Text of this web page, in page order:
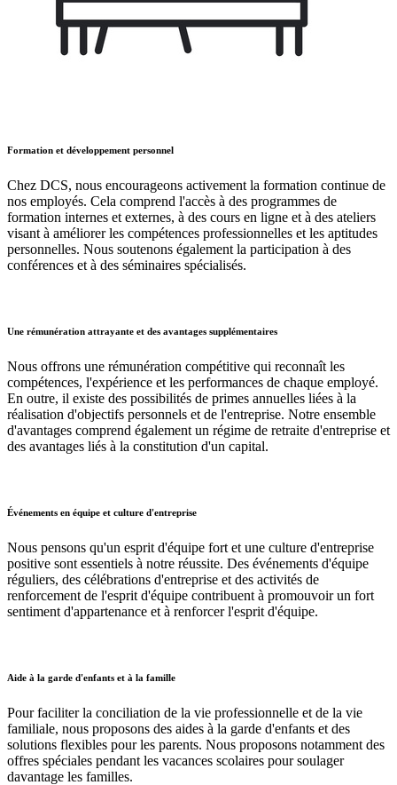
Formation et développement personnel
Chez DCS, nous encourageons activement la formation continue de
nos employés. Cela comprend l'accès à des programmes de
formation internes et externes, à des cours en ligne et à des ateliers
visant à améliorer les compétences professionnelles et les aptitudes
personnelles. Nous soutenons également la participation à des
conférences et à des séminaires spécialisés.
Une rémunération attrayante et des avantages supplémentaires
Nous offrons une rémunération compétitive qui reconnaît les
compétences, l'expérience et les performances de chaque employé.
En outre, il existe des possibilités de primes annuelles liées à la
réalisation d'objectifs personnels et de l'entreprise. Notre ensemble
d'avantages comprend également un régime de retraite d'entreprise et
des avantages liés à la constitution d'un capital.
Événements en équipe et culture d'entreprise
Nous pensons qu'un esprit d'équipe fort et une culture d'entreprise
positive sont essentiels à notre réussite. Des événements d'équipe
réguliers, des célébrations d'entreprise et des activités de
renforcement de l'esprit d'équipe contribuent à promouvoir un fort
sentiment d'appartenance et à renforcer l'esprit d'équipe.
Aide à la garde d'enfants et à la famille
Pour faciliter la conciliation de la vie professionnelle et de la vie
familiale, nous proposons des aides à la garde d'enfants et des
solutions flexibles pour les parents. Nous proposons notamment des
offres spéciales pendant les vacances scolaires pour soulager
davantage les familles.